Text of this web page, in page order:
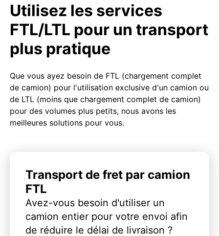
Utilisez les services
FTL/LTL pour un transport
plus pratique
Que vous ayez besoin de FTL (chargement complet
de camion) pour l'utilisation exclusive d'un camion ou
de LTL (moins que chargement complet de camion)
pour des volumes plus petits, nous avons les
meilleures solutions pour vous.
Transport de fret par camion
FTL
Avez-vous besoin d'utiliser un
camion entier pour votre envoi afin
de réduire le délai de livraison ?